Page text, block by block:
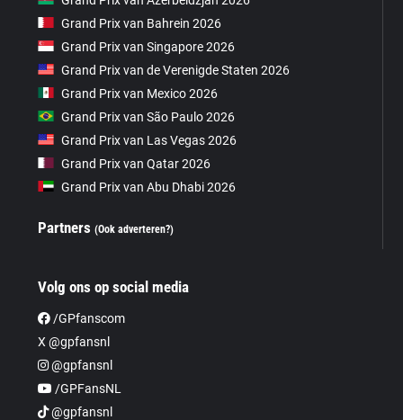
Grand Prix van Bahrein 2026
Grand Prix van Singapore 2026
Grand Prix van de Verenigde Staten 2026
Grand Prix van Mexico 2026
Grand Prix van São Paulo 2026
Grand Prix van Las Vegas 2026
Grand Prix van Qatar 2026
Grand Prix van Abu Dhabi 2026
Partners(Ook adverteren?)
Volg ons op social media
/GPfanscom
X @gpfansnl
@gpfansnl
/GPFansNL
@gpfansnl